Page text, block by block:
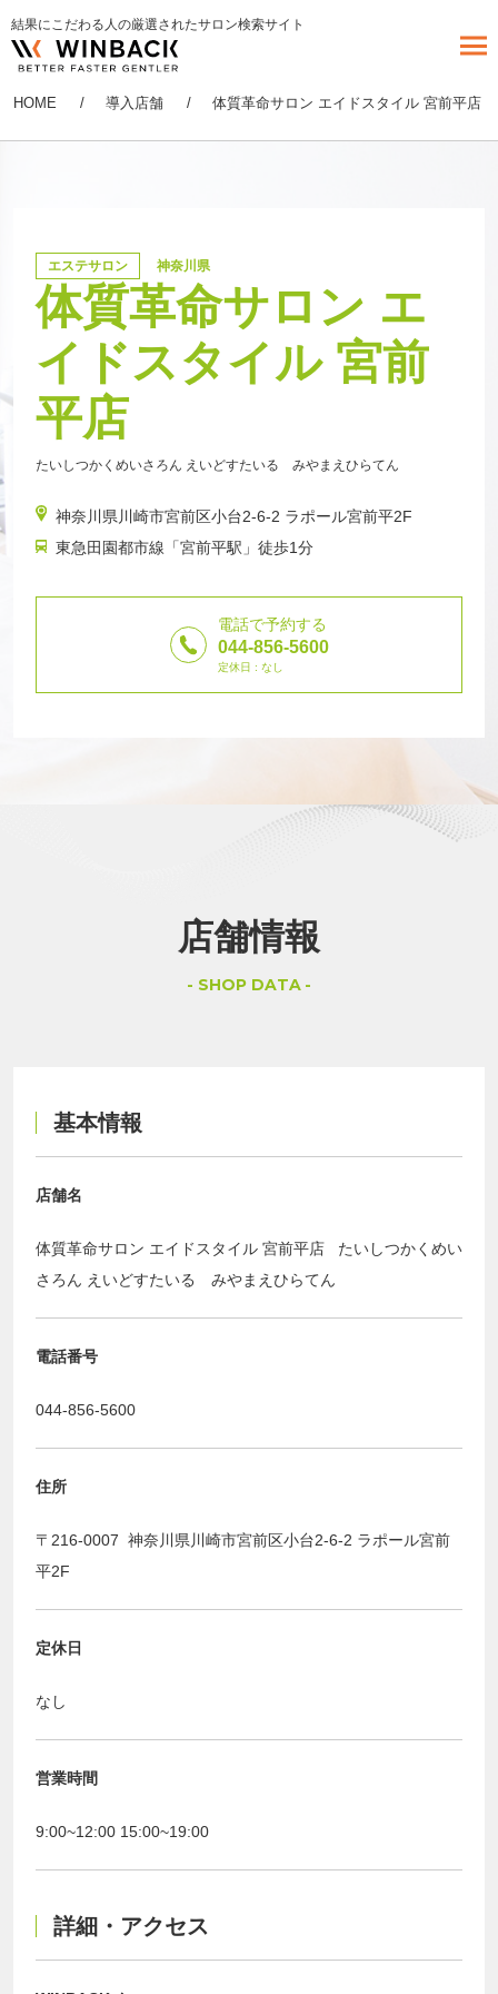
結果にこだわる人の厳選されたサロン検索サイト
HOME 導入店舗 体質革命サロン エイドスタイル 宮前平店
エステサロン 神奈川県
体質革命サロン エ
イドスタイル 宮前
平店
たいしつかくめいさろん えいどすたいる みやまえひらてん
神奈川県川崎市宮前区小台2-6-2 ラポール宮前平2F
東急田園都市線「宮前平駅」徒歩1分
電話で予約する
044-856-5600
定休日 : なし
店舗情報
SHOP DATA
基本情報
店舗名
体質革命サロン エイドスタイル 宮前平店 たいしつかくめい
さろん えいどすたいる みやまえひらてん
電話番号
044-856-5600
住所
〒216-0007 神奈川県川崎市宮前区小台2-6-2 ラポール宮前
平2F
定休日
なし
営業時間
9:00~12:00 15:00~19:00
詳細・アクセス